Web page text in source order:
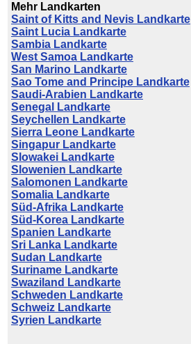
Mehr Landkarten
Saint of Kitts and Nevis Landkarte
Saint Lucia Landkarte
Sambia Landkarte
West Samoa Landkarte
San Marino Landkarte
Sao Tome and Principe Landkarte
Saudi-Arabien Landkarte
Senegal Landkarte
Seychellen Landkarte
Sierra Leone Landkarte
Singapur Landkarte
Slowakei Landkarte
Slowenien Landkarte
Salomonen Landkarte
Somalia Landkarte
Süd-Afrika Landkarte
Süd-Korea Landkarte
Spanien Landkarte
Sri Lanka Landkarte
Sudan Landkarte
Suriname Landkarte
Swaziland Landkarte
Schweden Landkarte
Schweiz Landkarte
Syrien Landkarte